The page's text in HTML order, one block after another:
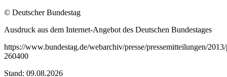
© Deutscher Bundestag
Ausdruck aus dem Internet-Angebot des Deutschen Bundestages
https://www.bundestag.de/webarchiv/presse/pressemitteilungen/
260400
Stand: 09.08.2026